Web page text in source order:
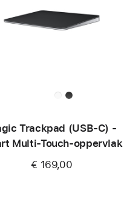
Trackpad (USB‑C) -
Multi‑Touch-oppervlak
€ 169,00